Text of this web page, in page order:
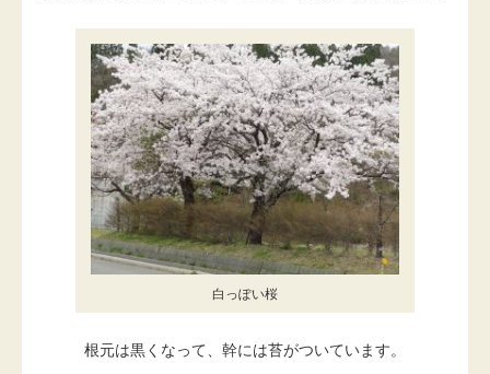
白っぽい桜
根元は黒くなって、幹には苔がついています。